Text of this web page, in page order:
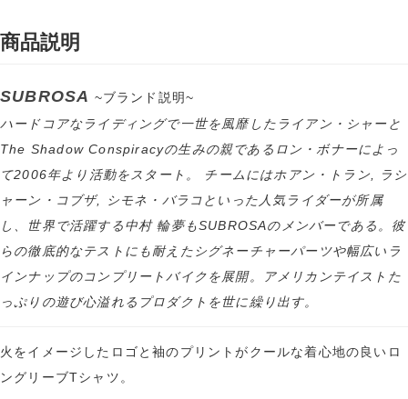
商品説明
SUBROSA ~ブランド説明~
ハードコアなライディングで一世を風靡したライアン・シャーと
The Shadow Conspiracyの生みの親であるロン・ボナーによっ
て2006年より活動をスタート。 チームにはホアン・トラン, ラシ
ャーン・コブザ, シモネ・バラコといった人気ライダーが所属
し、世界で活躍する中村 輪夢もSUBROSAのメンバーである。彼
らの徹底的なテストにも耐えたシグネーチャーパーツや幅広いラ
インナップのコンプリートバイクを展開。アメリカンテイストた
っぷりの遊び心溢れるプロダクトを世に繰り出す。
火をイメージしたロゴと袖のプリントがクールな着心地の良いロ
ングリーブTシャツ。